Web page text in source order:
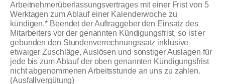
Arbeitnehmerüberlassungsvertrages mit einer Frist von 5
Werktagen zum Ablauf einer Kalenderwoche zu
kündigen.* Beendet der Auftraggeber den Einsatz des
Mitarbeiters vor der genannten Kündigungsfrist, so ist er
gebunden den Stundenverrechnungssatz inklusive
etwaiger Zuschläge, Auslösen und sonstiger Auslagen für
jede bis zum Ablauf der oben genannten Kündigungsfrist
nicht abgenommenen Arbeitsstunde an uns zu zahlen.
(Ausfallvergütung)